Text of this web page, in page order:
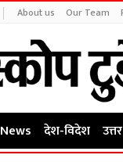
About us Our Team
देश-विदेश